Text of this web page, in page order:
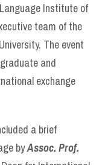
Institute of
team of the
The event
and
exchange
a brief
byAssoc. Prof.